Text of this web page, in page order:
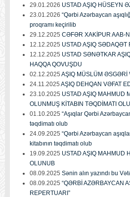
29.01.2026 USTAD AŞIQ HÜSEYN
23.01.2026 “Qərbi Azərbaycan
proqramı keçirilib
29.12.2025 CƏFƏR XAKİPUR AAB-
12.12.2025 USTAD AŞIQ SƏDAQƏT
12.12.2025 USTAD SƏNƏTKAR
HAQQA QOVUŞDU
02.12.2025 AŞIQ MÜSLÜM ƏSGƏRİ
24.11.2025 AŞIQ DEHQAN VƏFAT
23.10.2025 USTAD AŞIQ MAHMUD
OLUNMUŞ KİTABIN TƏQDİMATI
01.10.2025 “Aşıqlar Qərbi
təqdimatı olub
24.09.2025 “Qərbi Azərbaycan
kitabının təqdimatı olub
19.09.2025 USTAD AŞIQ MAHMUD
OLUNUB
08.09.2025 Sənin alın yazındı bu
08.09.2025 “QƏRBİ AZƏRBAYCAN
REPERTUARI”